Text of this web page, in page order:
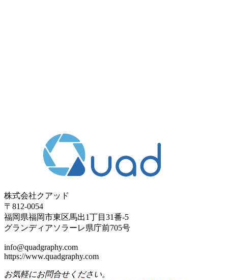
株式会社クアッド
〒812-0054
​福岡県福岡市東区馬出1丁目31番-5
グランディアソラーレ県庁前705号
info@quadgraphy.com
https://www.quadgraphy.com
お気軽にお問合せください。